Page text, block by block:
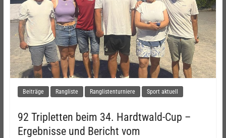
Beiträge Rangliste Ranglistenturniere Sport aktuell
92 Tripletten beim 34. Hardtwald-Cup –
Ergebnisse und Bericht vom